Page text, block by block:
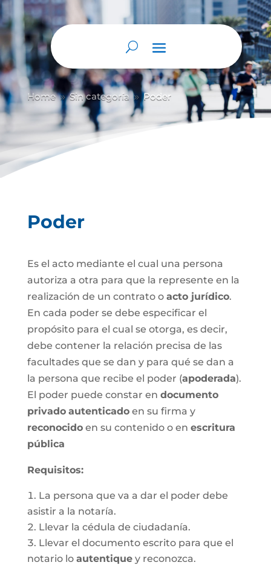
Abrir barra de herramientas
Home 9 Sin categoría 9 Poder
Poder
Es el acto mediante el cual una persona
autoriza a otra para que la represente en la
realización de un contrato o acto jurídico.
En cada poder se debe especificar el
propósito para el cual se otorga, es decir,
debe contener la relación precisa de las
facultades que se dan y para qué se dan a
la persona que recibe el poder (apoderada).
El poder puede constar en documento
privado autenticadoen su firma y
reconocidoen su contenido o en escritura
pública
Requisitos:
La persona que va a dar el poder debe
asistir a la notaría.
Llevar la cédula de ciudadanía.
Llevar el documento escrito para que el
notario lo autentiquey reconozca.